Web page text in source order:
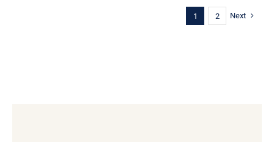
1 2 Next